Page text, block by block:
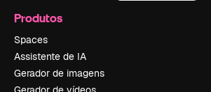
Produtos
Spaces
Assistente de IA
Gerador de imagens